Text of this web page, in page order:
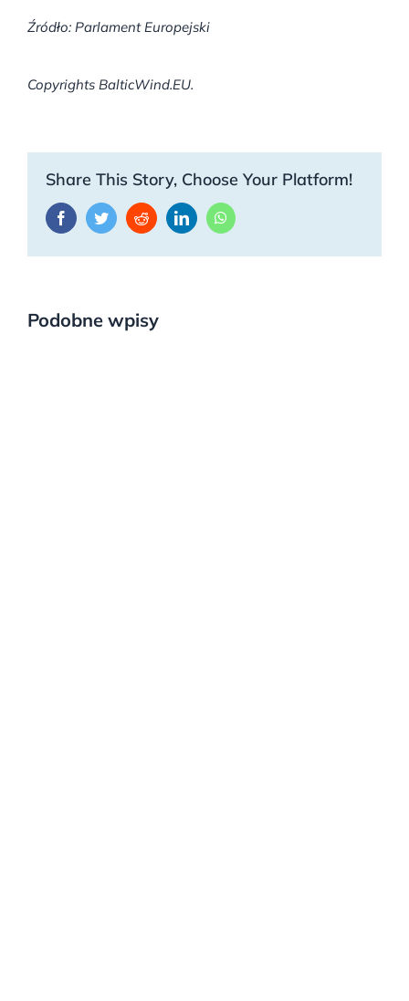
Źródło: Parlament Europejski
Copyrights BalticWind.EU.
Share This Story, Choose Your Platform!
FacebookTwitterRedditLinkedInWhatsApp
Podobne wpisy